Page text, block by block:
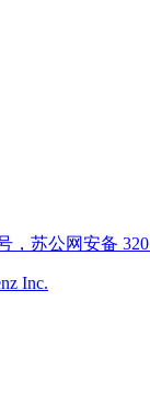
，苏公网安备
Inc.